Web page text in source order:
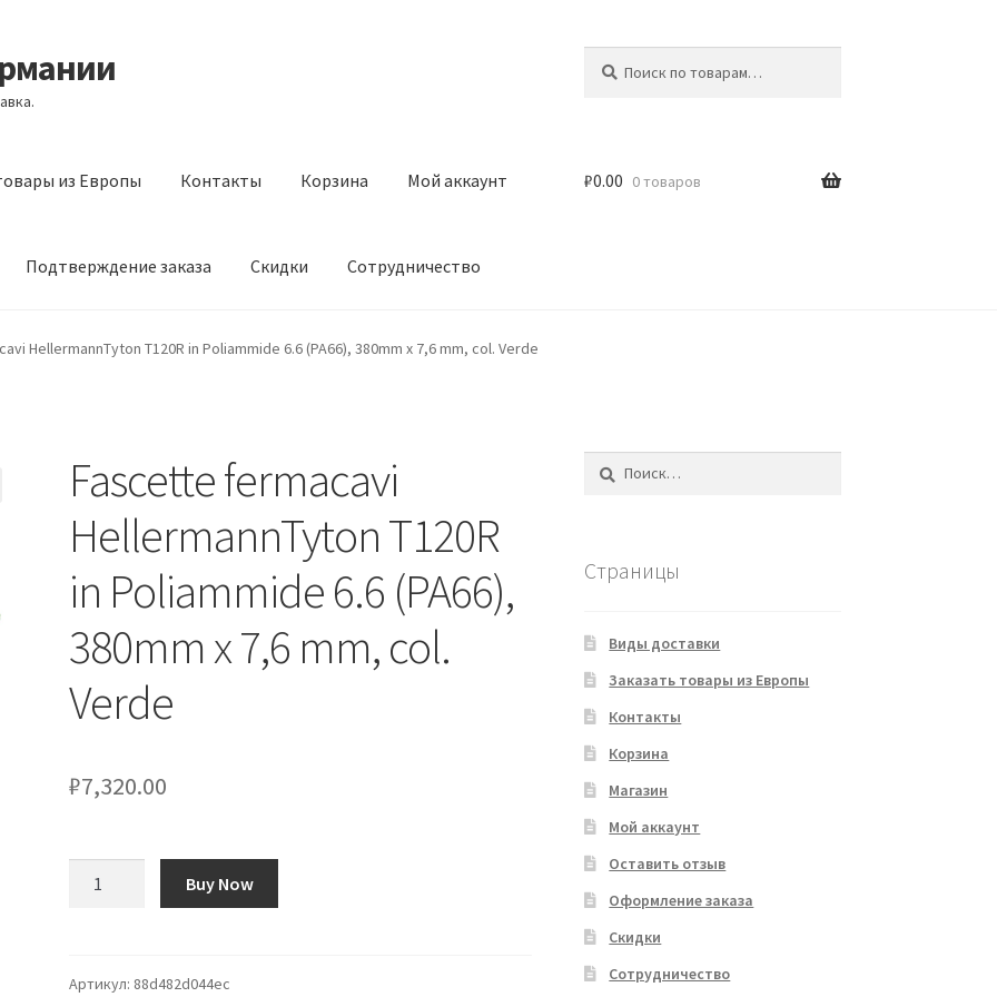
из Европы Контакты Корзина Мой аккаунт
Подтверждение заказа Скидки Сотрудничество
Контакты Корзина Мой аккаунтОставить отзыв
₽0.00 0 товаров
HellermannTyton T120R in Poliammide 6.6 (PA66), 380mm x 7,6 mm, col. Verde
Fascette fermacavi
HellermannTyton T120R
in Poliammide 6.6 (PA66),
380mm x 7,6 mm, col.
Verde
₽7,320.00
HellermannTyton
Buy Now
Артикул: 88d482d044ec
Страницы
Виды доставки
Заказать товары из Европы
Контакты
Корзина
Магазин
Мой аккаунт
Оставить отзыв
Оформление заказа
Скидки
Сотрудничество